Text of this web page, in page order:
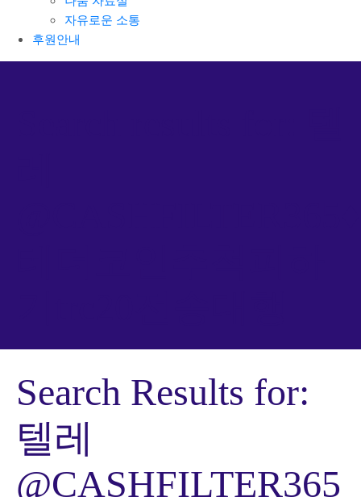
자유로운 소통
후원안내
Search Results for:
텔레
@CASHFILTER365